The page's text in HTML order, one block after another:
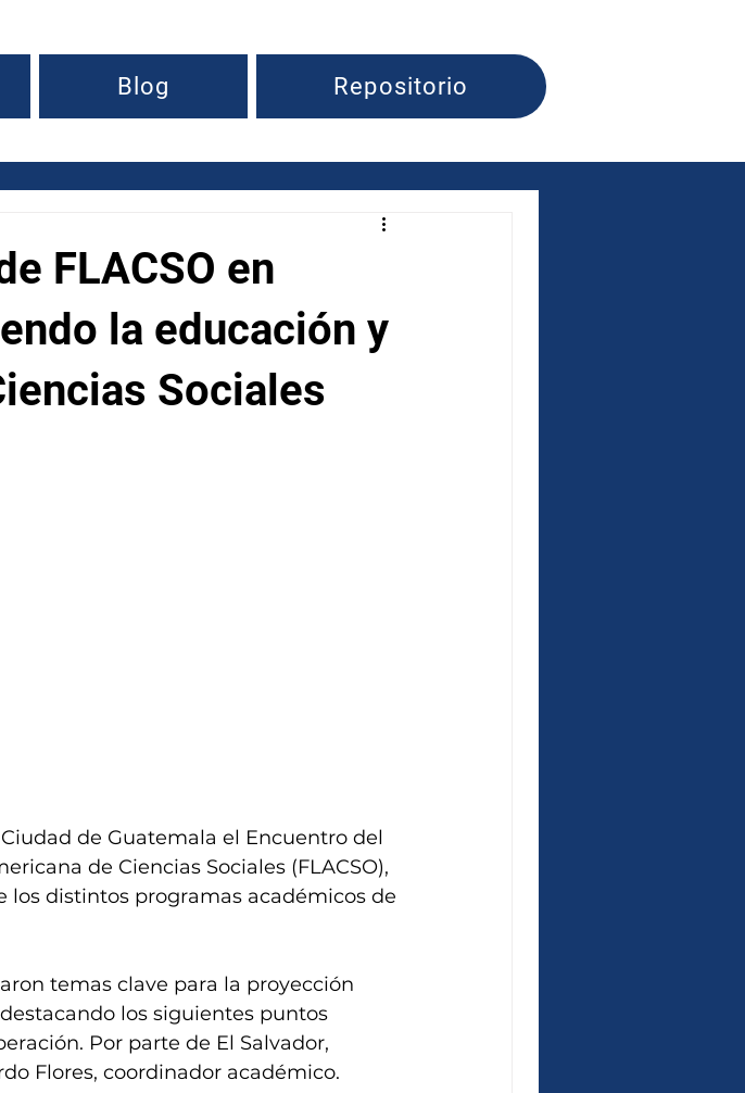
Blog Repositorio
FLACSO en
la educación y
Sociales
de Guatemala el Encuentro del
de Ciencias Sociales (FLACSO),
distintos programas académicos de
temas clave para la proyección
los siguientes puntos
Por parte de El Salvador,
Flores, coordinador académico.